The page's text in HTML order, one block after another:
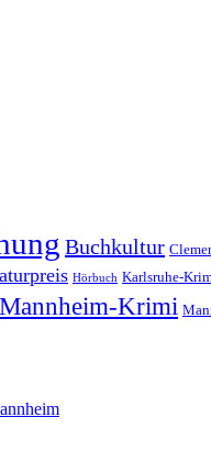
Buchkultur
Hörbuch Karlsruhe-
Mannheim-Krimi